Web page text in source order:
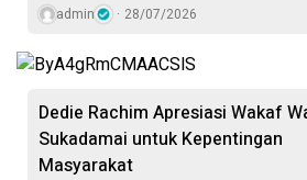
admin 28/07/2026
Dedie Rachim Apresiasi Wakaf
Sukadamai untuk Kepentingan
Masyarakat